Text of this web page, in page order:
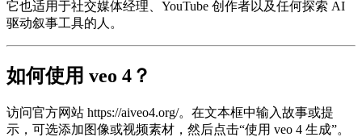
它也适用于社交媒体经理、YouTube 创作者以及任何探索 AI
驱动叙事工具的人。
如何使用 veo 4？
访问官方网站 https://aiveo4.org/。在文本框中输入故事或提
示，可选添加图像或视频素材，然后点击“使用 veo 4 生成”。